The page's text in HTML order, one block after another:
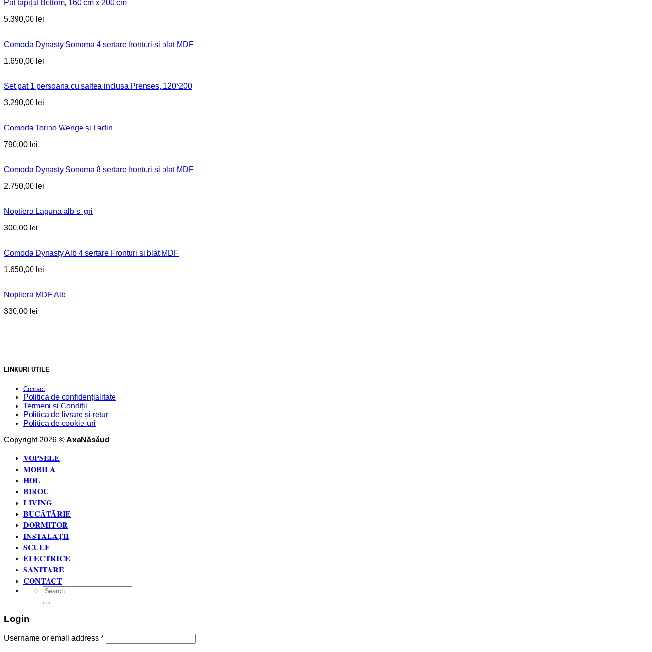
Pat tapițat Bottom, 160 cm x 200 cm
5.390,00 lei
Comoda Dynasty Sonoma 4 sertare fronturi si blat MDF
1.650,00 lei
Set pat 1 persoana cu saltea inclusa Prenses, 120*200
3.290,00 lei
Comoda Torino Wenge și Ladin
790,00 lei
Comoda Dynasty Sonoma 8 sertare fronturi si blat MDF
2.750,00 lei
Noptiera Laguna alb si gri
300,00 lei
Comoda Dynasty Alb 4 sertare Fronturi si blat MDF
1.650,00 lei
Noptiera MDF Alb
330,00 lei
LINKURI UTILE
Contact
Politica de confidențialitate
Termeni și Condiții
Politica de livrare și retur
Politica de cookie-uri
Copyright 2026 © AxaNăsăud
VOPSELE
MOBILA
HOL
BIROU
LIVING
BUCĂTĂRIE
DORMITOR
INSTALAȚII
SCULE
ELECTRICE
SANITARE
CONTACT
Search
for:
Login
Username or email address *